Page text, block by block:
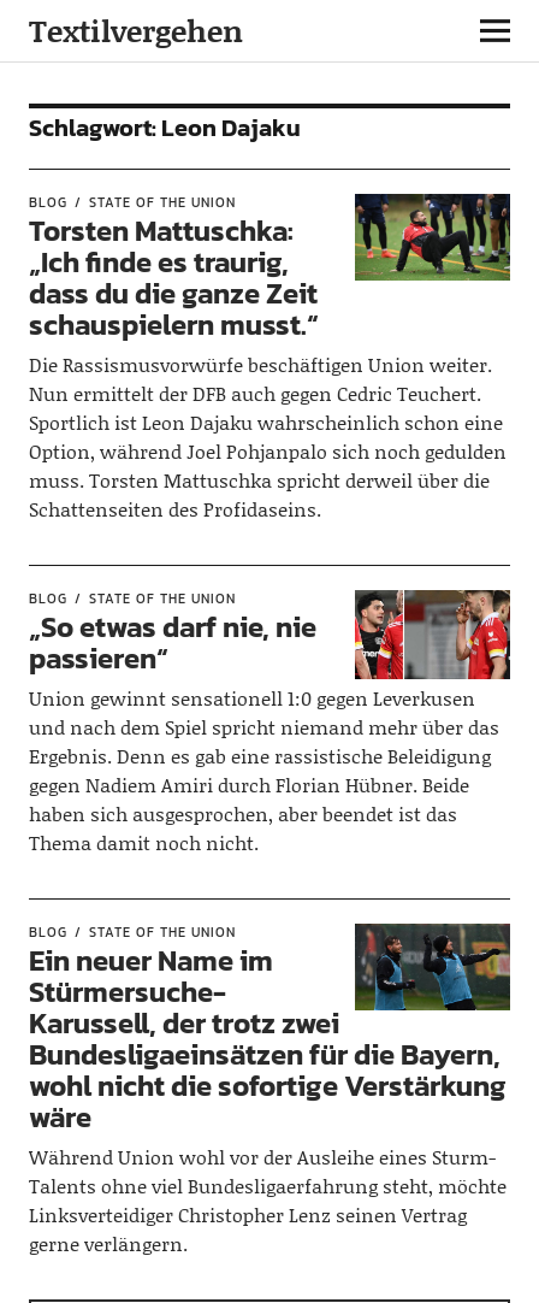
Textilvergehen
Schlagwort:Leon Dajaku
BLOG STATE OF THE UNION
Torsten Mattuschka:
„Ich finde es traurig,
dass du die ganze Zeit
schauspielern musst.“
Die Rassismusvorwürfe beschäftigen Union weiter.
Nun ermittelt der DFB auch gegen Cedric Teuchert.
Sportlich ist Leon Dajaku wahrscheinlich schon eine
Option, während Joel Pohjanpalo sich noch gedulden
muss. Torsten Mattuschka spricht derweil über die
Schattenseiten des Profidaseins.
BLOG STATE OF THE UNION
„So etwas darf nie, nie
passieren“
Union gewinnt sensationell 1:0 gegen Leverkusen
und nach dem Spiel spricht niemand mehr über das
Ergebnis. Denn es gab eine rassistische Beleidigung
gegen Nadiem Amiri durch Florian Hübner. Beide
haben sich ausgesprochen, aber beendet ist das
Thema damit noch nicht.
BLOG STATE OF THE UNION
Ein neuer Name im
Stürmersuche-
Karussell, der trotz zwei
Bundesligaeinsätzen für die Bayern,
wohl nicht die sofortige Verstärkung
wäre
Während Union wohl vor der Ausleihe eines Sturm-
Talents ohne viel Bundesligaerfahrung steht, möchte
Linksverteidiger Christopher Lenz seinen Vertrag
gerne verlängern.